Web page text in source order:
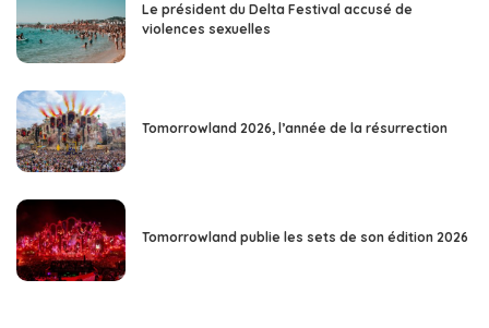
Le président du Delta Festival accusé de
violences sexuelles
Tomorrowland 2026, l’année de la résurrection
Tomorrowland publie les sets de son édition 2026